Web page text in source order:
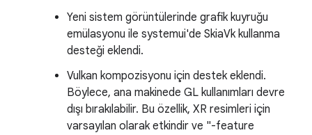
Yeni sistem görüntülerinde grafik kuyruğu
emülasyonu ile systemui'de SkiaVk kullanma
desteği eklendi.
Vulkan kompozisyonu için destek eklendi.
Böylece, ana makinede GL kullanımları devre
dışı bırakılabilir. Bu özellik, XR resimleri için
varsayılan olarak etkindir ve "-feature